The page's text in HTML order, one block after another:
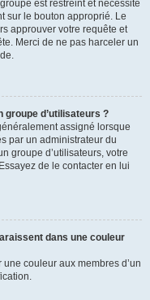
est restreint et nécessite
sur le bouton approprié. Le
approuver votre requête et
Merci de ne pas harceler un
groupe d’utilisateurs ?
assigné lorsque
par un administrateur du
groupe d’utilisateurs, votre
de le contacter en lui
dans une couleur
couleur aux membres d’un